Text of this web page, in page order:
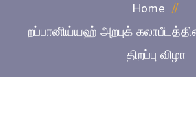
Home
றப்பானிய்யஹ் அறபுக்
திறப்பு விழா